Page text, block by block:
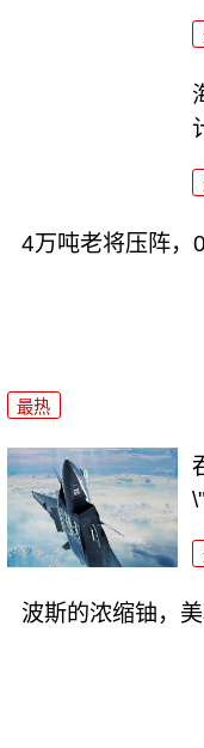
4万吨老将压阵，
最热
波斯的浓缩铀，